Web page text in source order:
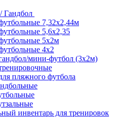
Гандбол
7,32х2,44м
5,6х2,35
5х2м
4х2
мини-футбол (3х2м)
пляжного футбола
инвентарь для тренировок